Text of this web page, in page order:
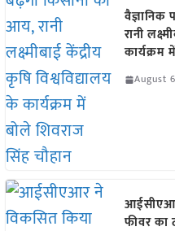
रानी
कार्यक्रम
August
फीवर का